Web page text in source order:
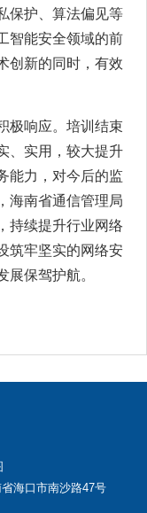
保护、算法偏见等
智能安全领域的前
创新的同时，有效
极响应。培训结束
、实用，较大提升
能力，对今后的监
海南省通信管理局
持续提升行业网络
筑牢坚实的网络安
保驾护航。
海口市南沙路47号